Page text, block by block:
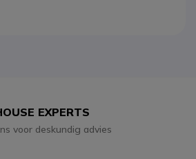
EXPERTS
voor deskundig advies